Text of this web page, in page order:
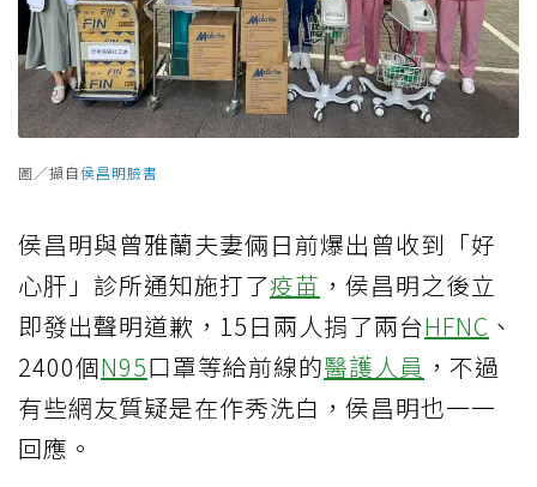
圖／擷自侯昌明臉書
侯昌明與曾雅蘭夫妻倆日前爆出曾收到「好
心肝」診所通知施打了疫苗 ，侯昌明之後立
即發出聲明道歉，15日兩人捐了兩台HFNC 、
2400個N95口罩等給前線的醫護人員 ，不過
有些網友質疑是在作秀洗白，侯昌明也一一
回應。